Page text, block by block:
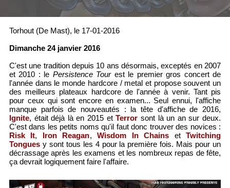
Torhout (De Mast), le 17-01-2016
Dimanche 24 janvier 2016
C'est une tradition depuis 10 ans désormais, exceptés en 2007
et 2010 : le Persistence Tourest le premier gros concert de
l'année dans le monde hardcore / metal et propose souvent un
des meilleurs plateaux hardcore de l'année à venir. Tant pis
pour ceux qui sont encore en examen... Seul ennui, l'affiche
manque parfois de nouveautés : la tête d'affiche de 2016,
Ignite, était déjà là en 2015 etTerror sont là un an sur deux.
C'est dans les petits noms qu'il faut donc trouver des novices :
Risk It, Iron Reagan,Wisdom In Chains etTwitching
Tonguesy sont tous les 4 pour la première fois. Mais pour un
décrassage après les examens et les nombreux repas de fête,
ça devrait logiquement faire l'affaire.